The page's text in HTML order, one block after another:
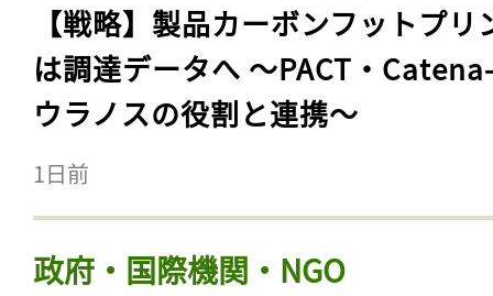
【戦略】製品カーボンフットプリ
は調達データへ 〜PACT・
ウラノスの役割と連携〜
1日前
政府・国際機関・NGO